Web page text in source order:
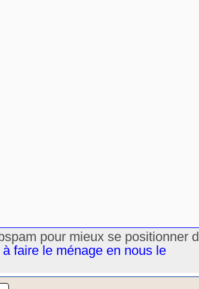
pour mieux se positionner
faire le ménage en nous le